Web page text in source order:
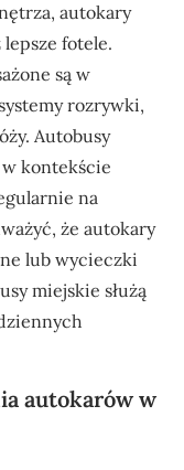
autokary
fotele.
są w
rozrywki,
Autobusy
kontekście
na
że autokary
lub wycieczki
miejskie służą
autokarów w